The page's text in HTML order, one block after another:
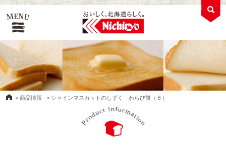
> 商品情報 > シャインマスカットのしずく わらび餅（６）